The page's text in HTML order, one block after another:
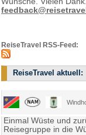
ReiseTravel RSS-Feed:
ReiseTravel aktuell:
Einmal Wüste und
Reisegruppe in die